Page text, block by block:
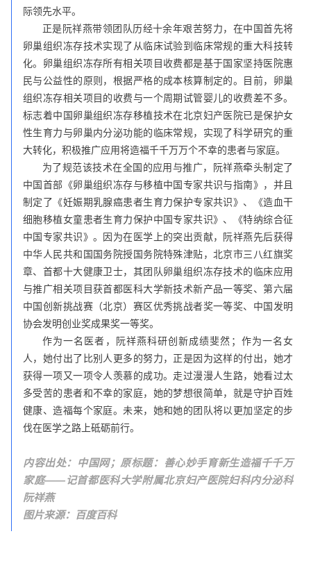
际领先水平。
正是阮祥燕带领团队历经十余年艰苦努力，在中国首先将
卵巢组织冻存技术实现了从临床试验到临床常规的重大科技转
化。卵巢组织冻存所有相关项目收费都是基于国家坚持医院惠
民与公益性的原则，根据严格的成本核算制定的。目前，卵巢
组织冻存相关项目的收费与一个周期试管婴儿的收费差不多。
标志着中国卵巢组织冻存移植技术在北京妇产医院已是保护女
性生育力与卵巢内分泌功能的临床常规，实现了科学研究的重
大转化，积极推广应用将造福千千万万个不幸的患者与家庭。
为了规范该技术在全国的应用与推广，阮祥燕牵头制定了
中国首部《卵巢组织冻存与移植中国专家共识与指南》，并且
制定了《妊娠期乳腺癌患者生育力保护专家共识》、《造血干
细胞移植女童患者生育力保护中国专家共识》、《特纳综合征
中国专家共识》。因为在医学上的突出贡献，阮祥燕先后获得
中华人民共和国国务院授国务院特殊津贴，北京市三八红旗奖
章、首都十大健康卫士，其团队卵巢组织冻存技术的临床应用
与推广相关项目获首都医科大学新技术新产品一等奖、第六届
中国创新挑战赛（北京）赛区优秀挑战者奖一等奖、中国发明
协会发明创业奖成果奖一等奖。
作为一名医者，阮祥燕科研创新成绩斐然；作为一名女
人，她付出了比别人更多的努力，正是因为这样的付出，她才
获得一项又一项令人羡慕的成功。走过漫漫人生路，她看过太
多受苦的患者和不幸的家庭，她的梦想很简单，就是守护百姓
健康、造福每个家庭。未来，她和她的团队将以更加坚定的步
伐在医学之路上砥砺前行。
内容出处： 中国网；原标题： 善心妙手育新生造福千千万
家庭——记首都医科大学附属北京妇产医院妇科内分泌科
阮祥燕
图片来源：百度百科